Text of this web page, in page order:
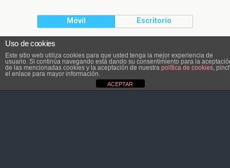
Móvil Escritorio
El contenido pertenece a Atletaviajero.info
Uso de cookies
Este sitio web utiliza cookies para que usted tenga la mejor experiencia de
usuario. Si continúa navegando está dando su consentimiento para la
de las mencionadas cookies y la aceptación de nuestra política de cookies ,
el enlace para mayor información.
ACEPTAR